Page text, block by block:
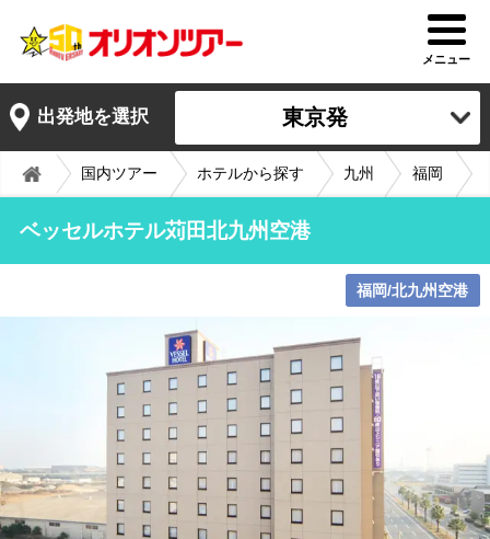
メニュー
出発地を選択 東京発
国内ツアー ホテルから探す 九州 福岡
ベッセルホテル苅田北九州空港
福岡/北九州空港